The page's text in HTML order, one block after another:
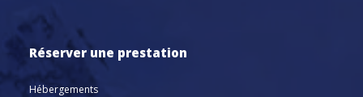
Réserver une prestation
Hébergements